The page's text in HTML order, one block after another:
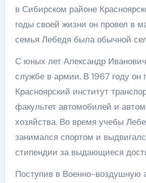
в Сибирском районе
годы своей жизни он провел в
семья Лебедя была обычной
С юных лет Александр
службе в армии. В 1967 году он
Красноярский институт
факультет автомобилей и
хозяйства. Во время учебы
занимался спортом и
стипендии за выдающиеся
Поступив в Военно-воздушную